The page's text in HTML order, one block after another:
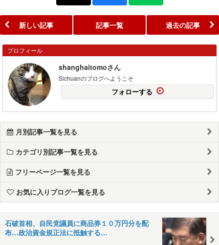
新しい記事 記事一覧 過去の記事
プロフィール
shanghaitomoさん
Sichuanのブログへようこそ
フォローする
月別記事一覧を見る
カテゴリ別記事一覧を見る
フリーページ一覧を見る
お気に入りブログ一覧を見る
石破首相、自民党議員に商品券１０万円分を配
布…政治資金規正法に抵触する…